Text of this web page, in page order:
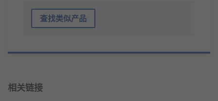
查找类似产品
相关链接